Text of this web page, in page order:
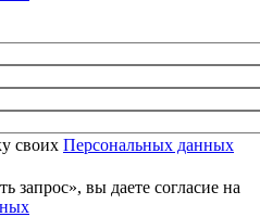
своих Персональных данных
вы даете согласие на